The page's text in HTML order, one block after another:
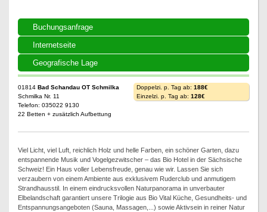
Buchungsanfrage
Internetseite
Geografische Lage
01814 Bad Schandau OT Schmilka
Schmilka Nr. 11
Telefon: 035022 9130
22 Betten + zusätzlich Aufbettung
Doppelzi. p. Tag ab: 188€
Einzelzi. p. Tag ab: 128€
Viel Licht, viel Luft, reichlich Holz und helle Farben, ein schöner Garten, dazu
entspannende Musik und Vogelgezwitscher – das Bio Hotel in der Sächsische
Schweiz! Ein Haus voller Lebensfreude, genau wie wir. Lassen Sie sich
verzaubern von einem Ambiente aus exklusivem Ruderclub und anmutigem
Strandhausstil. In einem eindrucksvollen Naturpanorama in unverbauter
Elbelandschaft garantiert unsere Trilogie aus Bio Vital Küche, Gesundheits- und
Entspannungsangeboten (Sauna, Massagen,...) sowie Aktivsein in reiner Natur